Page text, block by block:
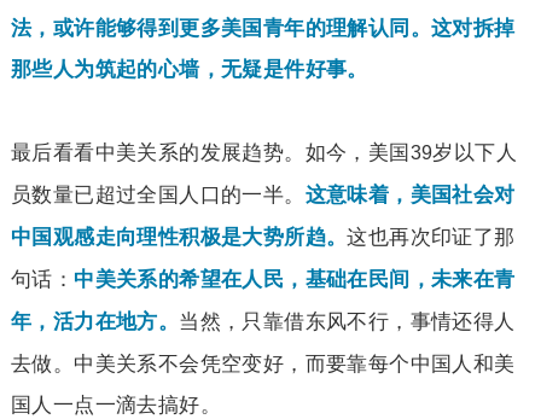
法，或许能够得到更多美国青年的理解认同。这对拆掉
那些人为筑起的心墙，无疑是件好事。
最后看看中美关系的发展趋势。如今，美国39岁以下人
员数量已超过全国人口的一半。 这意味着，美国社会对
中国观感走向理性积极是大势所趋。这也再次印证了那
句话： 中美关系的希望在人民，基础在民间，未来在青
年，活力在地方。 当然，只靠借东风不行，事情还得人
去做。中美关系不会凭空变好，而要靠每个中国人和美
国人一点一滴去搞好。